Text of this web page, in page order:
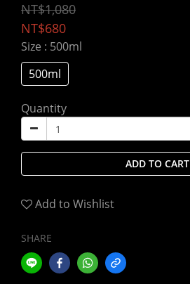
NT$1,080
NT$680
Size : 500ml
500ml
Quantity
ADD TO CART
Add to Wishlist
SHARE